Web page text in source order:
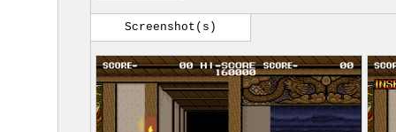
Screenshot(s)